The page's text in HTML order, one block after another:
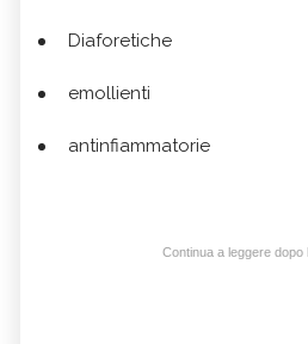
Diaforetiche
emollienti
antinfiammatorie
Continua a leggere dopo